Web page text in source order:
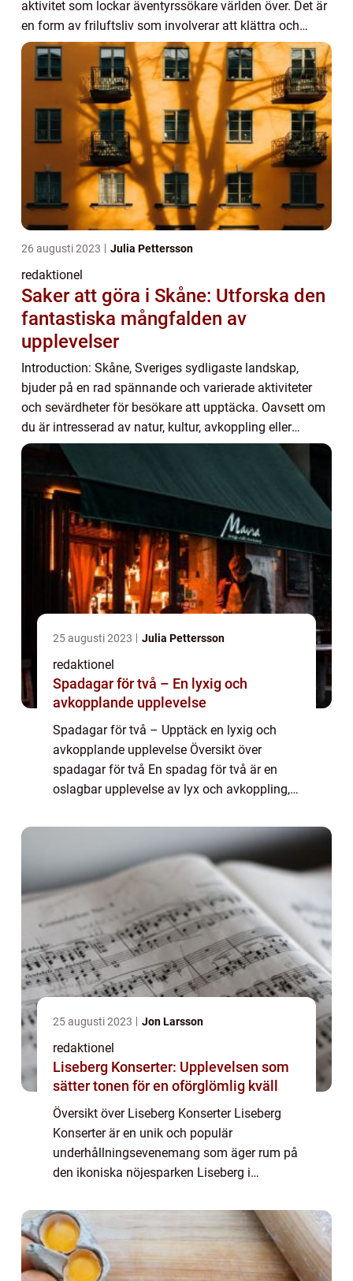
aktivitet som lockar äventyrssökare världen över. Det är
en form av friluftsliv som involverar att klättra och
navigera genom en rad hinder ...
26 augusti 2023 Julia Pettersson
redaktionel
Saker att göra i Skåne: Utforska den
fantastiska mångfalden av
upplevelser
Introduction: Skåne, Sveriges sydligaste landskap,
bjuder på en rad spännande och varierade aktiviteter
och sevärdheter för besökare att upptäcka. Oavsett om
du är intresserad av natur, kultur, avkoppling eller
äventyr, har Skåne något för alla. I de...
25 augusti 2023 Julia Pettersson
redaktionel
Spadagar för två – En lyxig och
avkopplande upplevelse
Spadagar för två – Upptäck en lyxig och
avkopplande upplevelse Översikt över
spadagar för två En spadag för två är en
oslagbar upplevelse av lyx och avkoppling,
tillsammans med någon speciell. Det är en
25 augusti 2023 Jon Larsson
redaktionel
Liseberg Konserter: Upplevelsen som
sätter tonen för en oförglömlig kväll
Översikt över Liseberg Konserter Liseberg
Konserter är en unik och populär
underhållningsevenemang som äger rum på
den ikoniska nöjesparken Liseberg i
ovanlig möjlighet att njuta av live musik från
en mängd o...